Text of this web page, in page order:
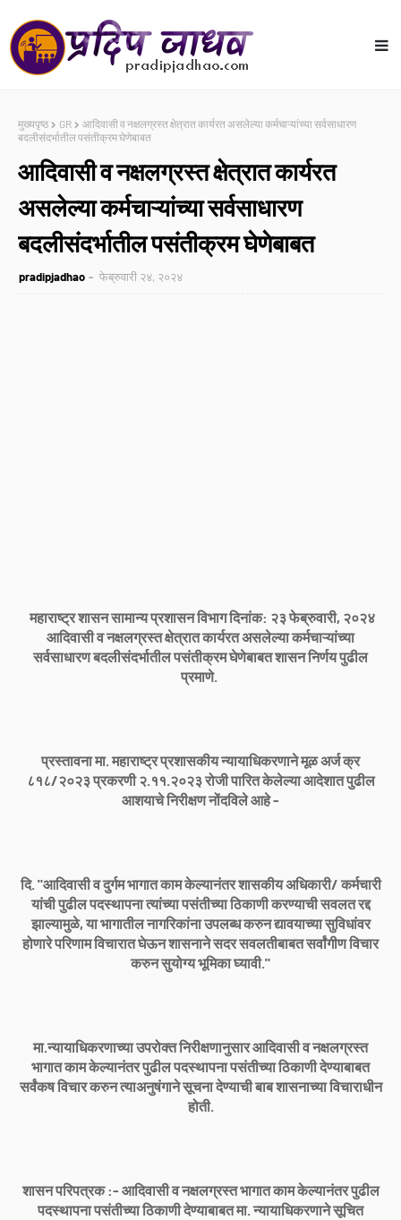
मुख्यपृष्ठ GR
आदिवासी व नक्षलग्रस्त क्षेत्रात कार्यरत असलेल्या कर्मचाऱ्यांच्या सर्वसाधारण
बदलीसंदर्भातील पसंतीक्रम घेणेबाबत
आदिवासी व नक्षलग्रस्त क्षेत्रात कार्यरत
असलेल्या कर्मचाऱ्यांच्या सर्वसाधारण
बदलीसंदर्भातील पसंतीक्रम घेणेबाबत
pradipjadhao फेब्रुवारी २४, २०२४
महाराष्ट्र शासन सामान्य प्रशासन विभाग दिनांक: २३ फेब्रुवारी, २०२४
आदिवासी व नक्षलग्रस्त क्षेत्रात कार्यरत असलेल्या कर्मचाऱ्यांच्या
सर्वसाधारण बदलीसंदर्भातील पसंतीक्रम घेणेबाबत शासन निर्णय पुढील
प्रमाणे.
प्रस्तावना मा. महाराष्ट्र प्रशासकीय न्यायाधिकरणाने मूळ अर्ज क्र
८१८/२०२३ प्रकरणी २.११.२०२३ रोजी पारित केलेल्या आदेशात पुढील
आशयाचे निरीक्षण नोंदविले आहे -
दि. "आदिवासी व दुर्गम भागात काम केल्यानंतर शासकीय अधिकारी/ कर्मचारी
यांची पुढील पदस्थापना त्यांच्या पसंतीच्या ठिकाणी करण्याची सवलत रद्द
झाल्यामुळे, या भागातील नागरिकांना उपलब्ध करुन द्यावयाच्या सुविधांवर
होणारे परिणाम विचारात घेऊन शासनाने सदर सवलतीबाबत सर्वांगीण विचार
करुन सुयोग्य भूमिका घ्यावी."
मा.न्यायाधिकरणाच्या उपरोक्त निरीक्षणानुसार आदिवासी व नक्षलग्रस्त
भागात काम केल्यानंतर पुढील पदस्थापना पसंतीच्या ठिकाणी देण्याबाबत
सर्वंकष विचार करुन त्याअनुषंगाने सूचना देण्याची बाब शासनाच्या विचाराधीन
होती.
शासन परिपत्रक :- आदिवासी व नक्षलग्रस्त भागात काम केल्यानंतर पुढील
पदस्थापना पसंतीच्या ठिकाणी देण्याबाबत मा. न्यायाधिकरणाने सूचित